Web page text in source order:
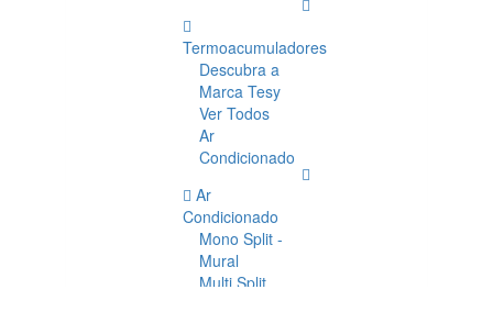
Termoacumuladores
Descubra a
Marca Tesy
Ver Todos
Ar
Condicionado
Ar
Condicionado
Mono Split -
Mural
Multi Split